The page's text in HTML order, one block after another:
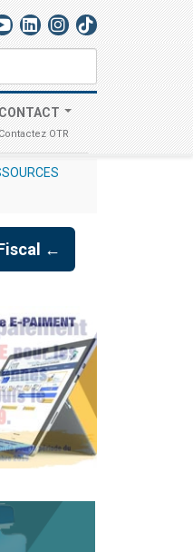
OTR
N° 012/2026/OTR/
←